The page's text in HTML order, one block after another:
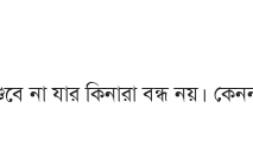
না যার কিনারা বন্ধ নয়।